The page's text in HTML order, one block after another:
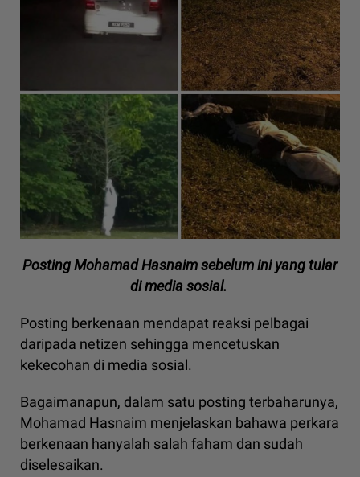
Posting Mohamad Hasnaim sebelum ini yang tular
di media sosial.
Posting berkenaan mendapat reaksi pelbagai
daripada netizen sehingga mencetuskan
kekecohan di media sosial.
Bagaimanapun, dalam satu posting terbaharunya,
Mohamad Hasnaim menjelaskan bahawa perkara
berkenaan hanyalah salah faham dan sudah
diselesaikan.